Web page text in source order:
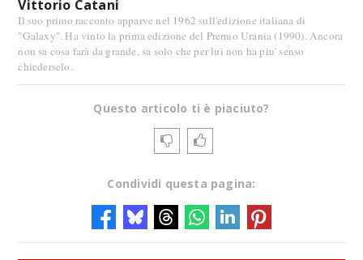
Vittorio Catani
Il suo primo racconto apparve nel 1962 sull'edizione italiana di
"Galaxy". Ha vinto la prima edizione del Premio Urania (1990). Ancora
non sa cosa farà da grande, sa solo che per lui non ha piu' senso
chiederselo.
Questo articolo ti è piaciuto?
Condividi questa pagina: